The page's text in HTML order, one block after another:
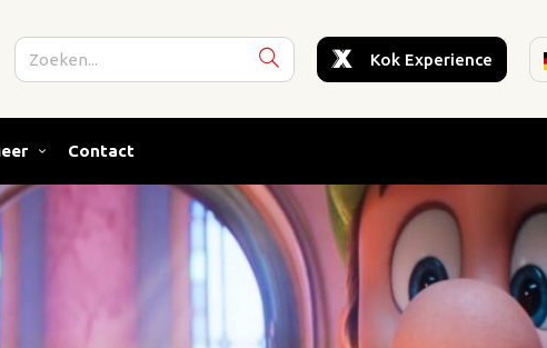
Kok Experience
Contact